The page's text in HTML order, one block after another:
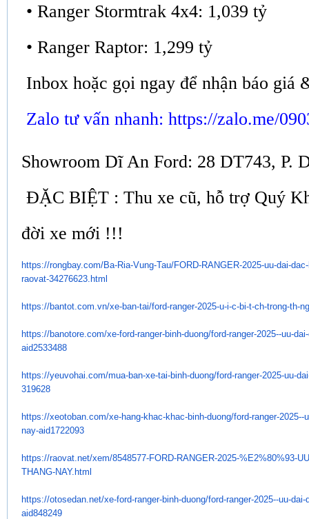
• Ranger Stormtrak 4x4: 1,039 tỷ
• Ranger Raptor: 1,299 tỷ
Inbox hoặc gọi ngay để nhận báo giá
Zalo tư vấn nhanh: https://zalo.me/
Showroom Dĩ An Ford: 28 DT743, P.
ĐẶC BIỆT : Thu xe cũ, hỗ trợ Quý
đời xe mới !!!
https://rongbay.com/Ba-Ria-Vung-Tau/FORD-RANGER-2025-uu-dai-
raovat-34276623.html
https://bantot.com.vn/xe-ban-tai/ford-ranger-2025-u-i-c-bi-t-ch-trong-th-
https://banotore.com/xe-ford-ranger-binh-duong/ford-ranger-2025--uu-
aid2533488
https://yeuvohai.com/mua-ban-xe-tai-binh-duong/ford-ranger-2025-uu-
319628
https://xeotoban.com/xe-hang-khac-khac-binh-duong/ford-ranger-2025--
nay-aid1722093
https://raovat.net/xem/8548577-FORD-RANGER-2025-%E2%80%93-
THANG-NAY.html
https://otosedan.net/xe-ford-ranger-binh-duong/ford-ranger-2025--uu-
aid848249